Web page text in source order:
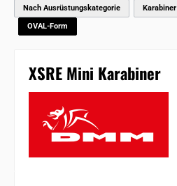
Nach Ausrüstungskategorie Karabiner
OVAL-Form
XSRE Mini Karabiner